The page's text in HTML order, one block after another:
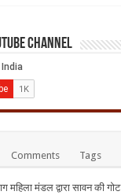
Channel
Comments Tags
महिला मंडल द्वारा सावन की गोट